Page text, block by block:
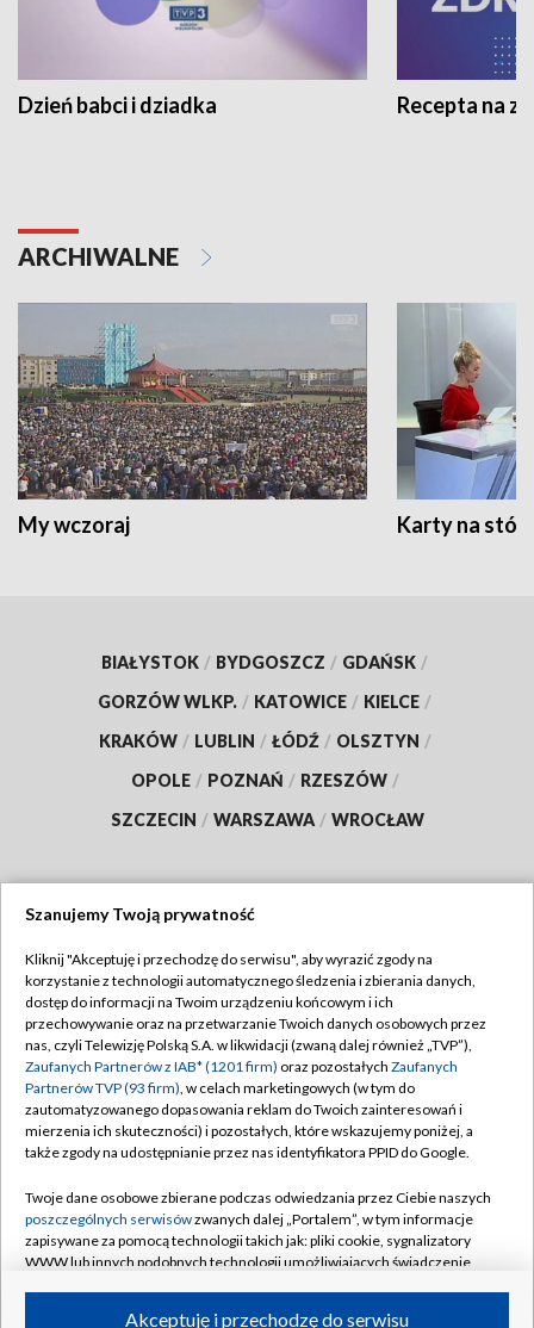
Dzień babci i dziadka Recepta na
ARCHIWALNE
My wczoraj Karty na
BIAŁYSTOK / BYDGOSZCZ / GDAŃSK /
GORZÓW WLKP. / KATOWICE / KIELCE /
KRAKÓW / LUBLIN / ŁÓDŹ / OLSZTYN /
OPOLE / POZNAŃ / RZESZÓW /
SZCZECIN / WARSZAWA / WROCŁAW
TVP
Abonament TVP
Emisja w TVP
Centrum informacji TVP
Naziemna Telewizja Cyfrowa
Rada Programowa
System NOS
Informacje o nadawcy
Regulamin TVP
Polityka prywatności
Moje zgody
Pomoc
Kontakt
Kanały
Szanujemy Twoją prywatność
Kliknij "Akceptuję i przechodzę do serwisu", aby wyrazić zgody na
korzystanie z technologii automatycznego śledzenia i zbierania danych,
dostęp do informacji na Twoim urządzeniu końcowym i ich
przechowywanie oraz na przetwarzanie Twoich danych osobowych przez
nas, czyli Telewizję Polską S.A. w likwidacji (zwaną dalej również „TVP”),
Zaufanych Partnerów z IAB* (1201 firm) oraz pozostałych Zaufanych
Partnerów TVP (93 firm), w celach marketingowych (w tym do
zautomatyzowanego dopasowania reklam do Twoich zainteresowań i
mierzenia ich skuteczności) i pozostałych, które wskazujemy poniżej, a
także zgody na udostępnianie przez nas identyfikatora PPID do Google.
Twoje dane osobowe zbierane podczas odwiedzania przez Ciebie naszych
poszczególnych serwisówzwanych dalej „Portalem”, w tym informacje
zapisywane za pomocą technologii takich jak: pliki cookie, sygnalizatory
WWW lub innych podobnych technologii umożliwiających świadczenie
Akceptuję i przechodzę do serwisu